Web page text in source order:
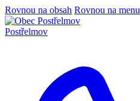
Rovnou na obsah Rovnou na menu
Postřelmov